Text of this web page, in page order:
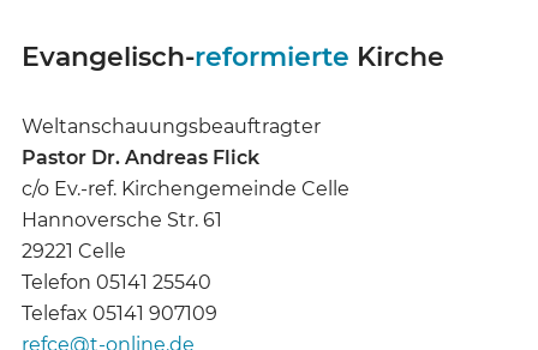
Evangelisch-reformierte Kirche
Weltanschauungsbeauftragter
Pastor Dr. Andreas Flick
c/o Ev.-ref. Kirchengemeinde Celle
Hannoversche Str. 61
29221 Celle
Telefon 05141 25540
Telefax 05141 907109
refce@t-online.de